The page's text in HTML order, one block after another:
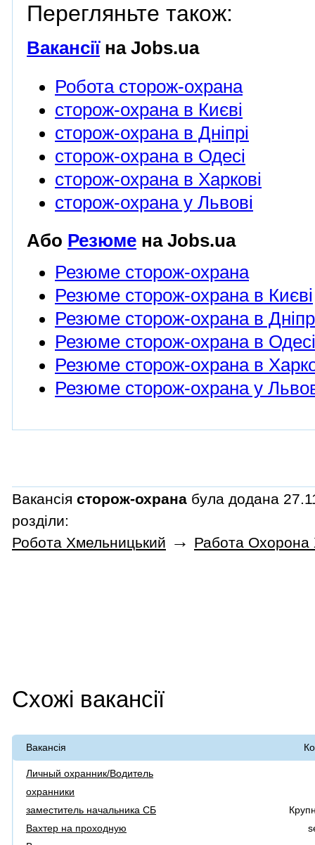
Перегляньте також:
Вакансіїна Jobs.ua
Робота сторож-охрана
сторож-охрана в Києві
сторож-охрана в Дніпрі
сторож-охрана в Одесі
сторож-охрана в Харкові
сторож-охрана у Львові
Або Резюме на Jobs.ua
Резюме сторож-охрана
Резюме сторож-охрана в Києві
Резюме сторож-охрана в
Резюме сторож-охрана в Одесі
Резюме сторож-охрана в
Резюме сторож-охрана у
Вакансія сторож-охрана була додана
розділи:
Робота Хмельницький → Работа Охорона
Схожі вакансії
Вакансія
Личный охранник/Водитель
охранники
заместитель начальника СБ
Вахтер на проходную